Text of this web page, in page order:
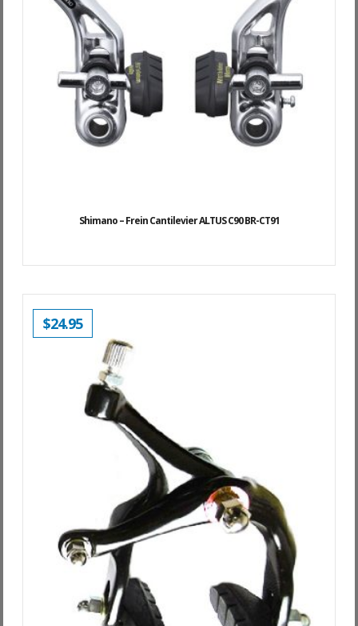
Shimano – Frein Cantilevier ALTUS C90 BR-CT91
$24.95